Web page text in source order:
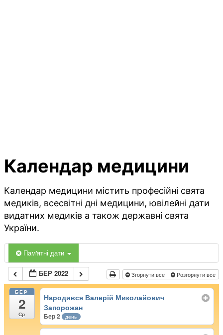
Календар медицини
Календар медицини містить професійні свята
медиків, всесвітні дні медицини, ювілейні дати
видатних медиків а також державні свята
України.
Пам'ятні дати
БЕР 2022 Згорнути все Розгорнути все
БЕР
2
Ср
Народився Валерій Миколайович
Запорожан
Бер 2 день